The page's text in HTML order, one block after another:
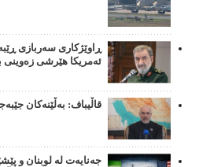
ڕاوێژکاری سەربازی
ئەمریکا هێرشی زەوینی
قاڵیباف: بەڵێنەکان
جەنایەت لە لوبنان و